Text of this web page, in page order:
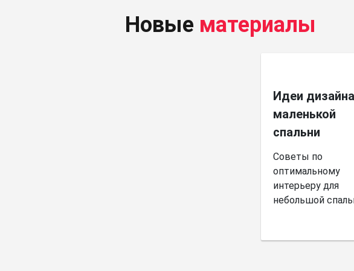
Новые материалы
Идеи дизайна
маленькой
спальни
Советы по
оптимальному
интерьеру для
небольшой